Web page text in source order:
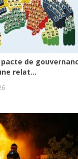
de
relat...